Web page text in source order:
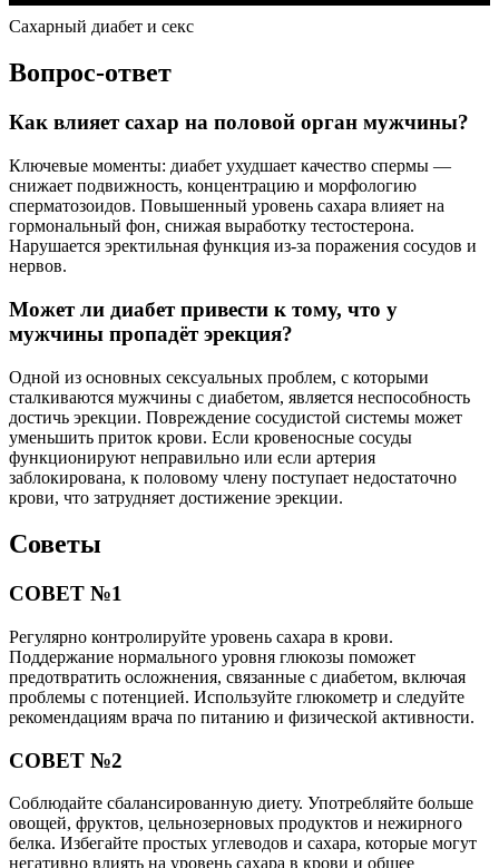
Сахарный диабет и секс
Вопрос-ответ
Как влияет сахар на половой орган мужчины?
Ключевые моменты: диабет ухудшает качество спермы —
снижает подвижность, концентрацию и морфологию
сперматозоидов. Повышенный уровень сахара влияет на
гормональный фон, снижая выработку тестостерона.
Нарушается эректильная функция из-за поражения сосудов и
нервов.
Может ли диабет привести к тому, что у
мужчины пропадёт эрекция?
Одной из основных сексуальных проблем, с которыми
сталкиваются мужчины с диабетом, является неспособность
достичь эрекции. Повреждение сосудистой системы может
уменьшить приток крови. Если кровеносные сосуды
функционируют неправильно или если артерия
заблокирована, к половому члену поступает недостаточно
крови, что затрудняет достижение эрекции.
Советы
СОВЕТ №1
Регулярно контролируйте уровень сахара в крови.
Поддержание нормального уровня глюкозы поможет
предотвратить осложнения, связанные с диабетом, включая
проблемы с потенцией. Используйте глюкометр и следуйте
рекомендациям врача по питанию и физической активности.
СОВЕТ №2
Соблюдайте сбалансированную диету. Употребляйте больше
овощей, фруктов, цельнозерновых продуктов и нежирного
белка. Избегайте простых углеводов и сахара, которые могут
негативно влиять на уровень сахара в крови и общее